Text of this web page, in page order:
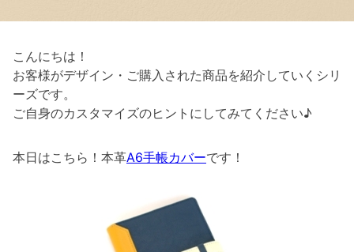
こんにちは！
お客様がデザイン・ご購入された商品を紹介していくシリ
ーズです。
ご自身のカスタマイズのヒントにしてみてください♪
本日はこちら！本革A6手帳カバーです！